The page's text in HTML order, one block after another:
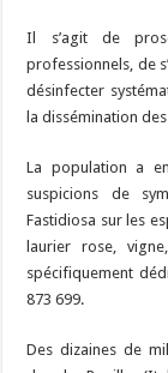
Il s’agit de
professionnels, de
désinfecter
la dissémination
La population a
suspicions de
Fastidiosa sur les
laurier rose,
spécifiquement
873 699.
Des dizaines de